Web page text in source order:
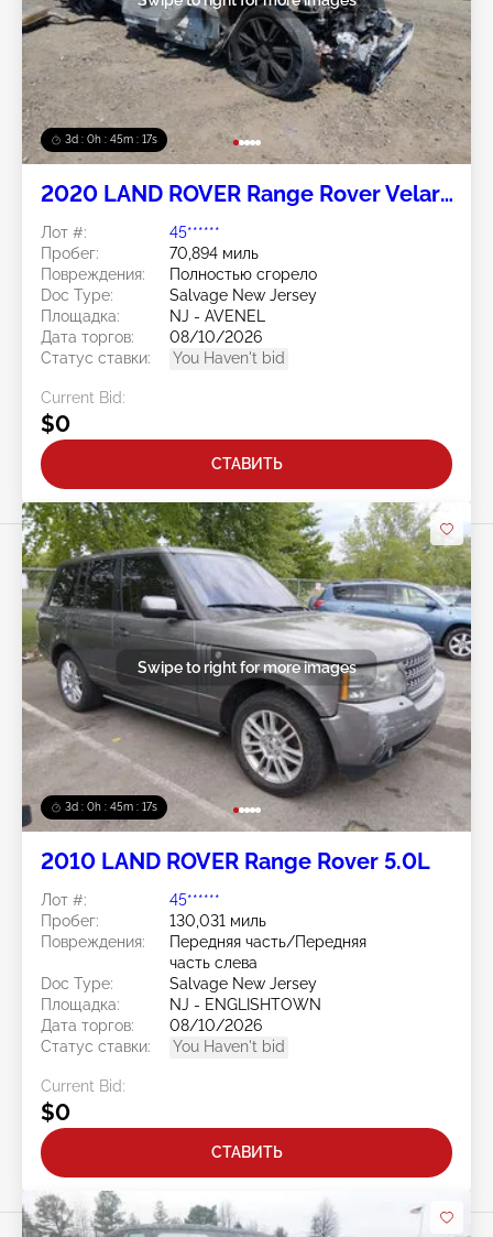
3d : 0h : 45m : 14s
2020 LAND ROVER Range Rover Velar
Лот #:
45******
Пробег:
70,894 миль
Повреждения:
Полностью сгорело
Doc Type:
Salvage New Jersey
Площадка:
NJ - AVENEL
Дата торгов:
08/10/2026
Статус ставки:
You Haven't bid
Current Bid:
$0
СТАВИТЬ
3d : 0h : 45m : 14s
Swipe to right for more images
2010 LAND ROVER Range Rover 5.0L
Лот #:
45******
Пробег:
130,031 миль
Повреждения:
Передняя часть/Передняя
часть слева
Doc Type:
Salvage New Jersey
Площадка:
NJ - ENGLISHTOWN
Дата торгов:
08/10/2026
Статус ставки:
You Haven't bid
Current Bid:
$0
СТАВИТЬ